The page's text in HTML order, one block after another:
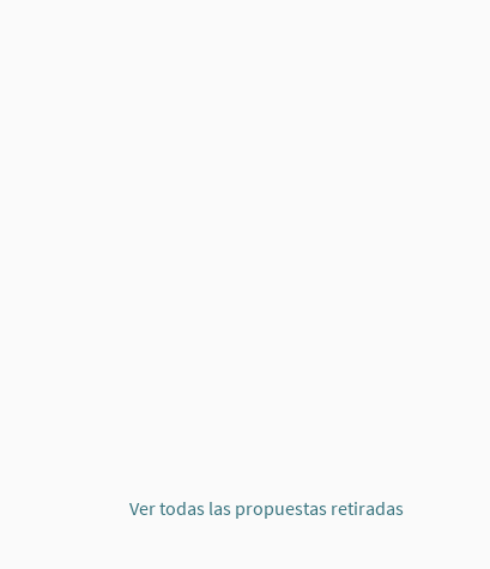
Ver todas las propuestas retiradas